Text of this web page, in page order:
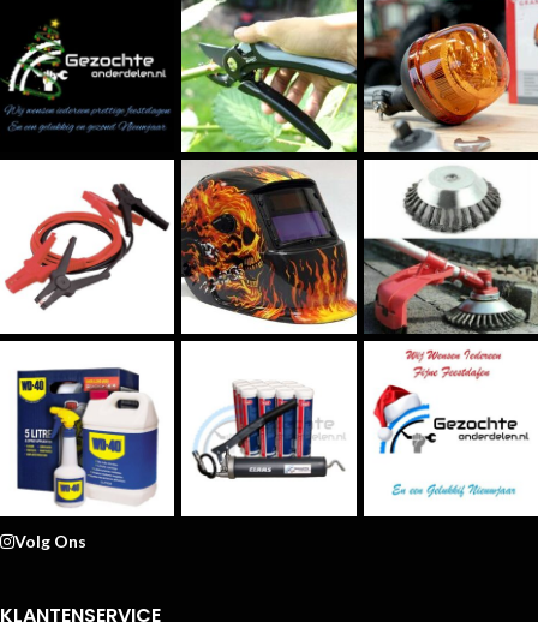
Volg Ons
KLANTENSERVICE